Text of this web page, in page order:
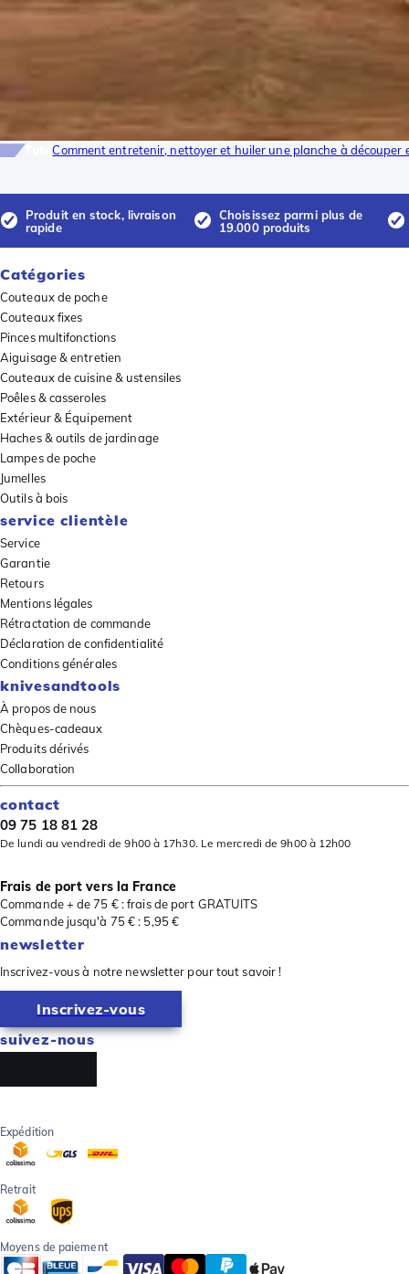
TutoComment entretenir, nettoyer et huiler une planche à découper
Produit en stock, livraison
rapide
Choisissez parmi plus de
19.000 produits
Catégories
Couteaux de poche
Couteaux fixes
Pinces multifonctions
Aiguisage & entretien
Couteaux de cuisine & ustensiles
Poêles & casseroles
Extérieur & Équipement
Haches & outils de jardinage
Lampes de poche
Jumelles
Outils à bois
service clientèle
Service
Garantie
Retours
Mentions légales
Rétractation de commande
Déclaration de confidentialité
Conditions générales
knivesandtools
À propos de nous
Chèques-cadeaux
Produits dérivés
Collaboration
contact
09 75 18 81 28
De lundi au vendredi de 9h00 à 17h30. Le mercredi de 9h00 à 12h00
Frais de port vers la France
Commande + de 75 € : frais de port GRATUITS
Commande jusqu'à 75 € : 5,95 €
newsletter
Inscrivez-vous à notre newsletter pour tout savoir !
Inscrivez-vous
suivez-nous
Expédition
Retrait
Moyens de paiement